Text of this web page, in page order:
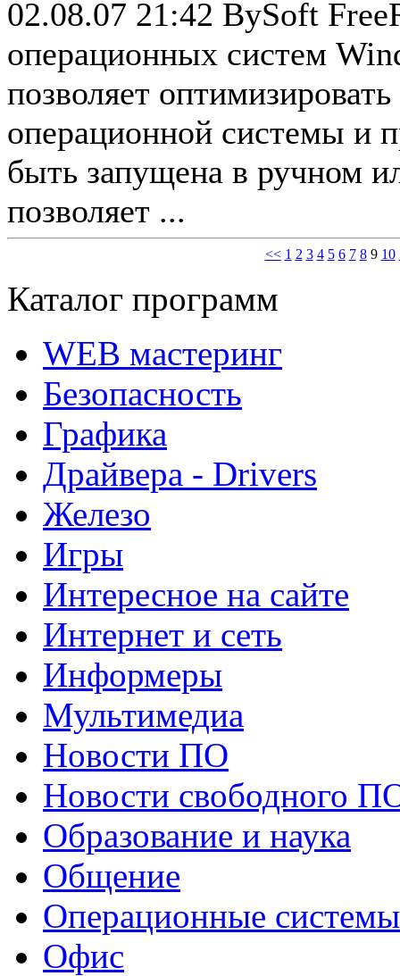
02.08.07 21:42 BySoft
операционных систем
позволяет
операционной системы и
быть запущена в ручном
позволяет ...
<< 1 2 3 4 5 6 7 8 9 10
Каталог программ
WEB мастеринг
Безопасность
Графика
Драйвера - Drivers
Железо
Игры
Интересное на сайте
Интернет и сеть
Информеры
Мультимедиа
Новости ПО
Новости свободного
Образование и наука
Общение
Операционные системы
Офис